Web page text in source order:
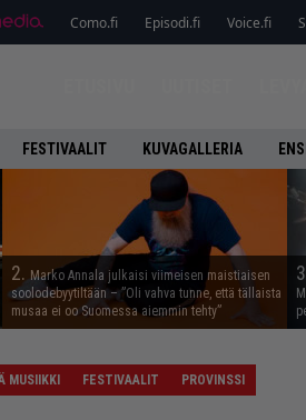
Como.fi Episodi.fi Voice.fi
FESTIVAALIT KUVAGALLERIA
2. Marko Annala julkaisi viimeisen maistiaisen
soolodebyytiltään – ”Oli vahva tunne, että tällaista
musaa ei oo Suomessa aiemmin tehty”
MUSIIKKI FESTIVAALIT PROVINSSI